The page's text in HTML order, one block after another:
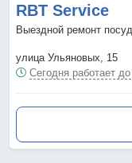
RBT Service
Выездной ремонт
улица Ульяновых, 15
Сегодня работает